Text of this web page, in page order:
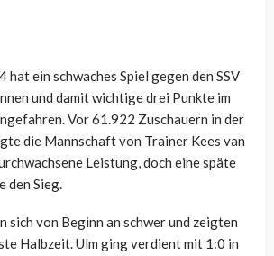
hat ein schwaches Spiel gegen den SSV
und damit wichtige drei Punkte im
Vor 61.922 Zuschauern in der
die Mannschaft von Trainer Kees van
Leistung, doch eine späte
den Sieg.
sich von Beginn an schwer und zeigten
Halbzeit. Ulm ging verdient mit 1:0 in